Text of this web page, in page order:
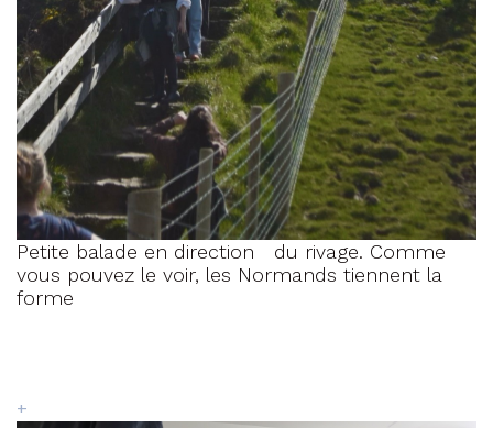
Petite balade en direction du rivage. Comme
vous pouvez le voir, les Normands tiennent la
forme
+